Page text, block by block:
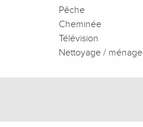
Pêche
Cheminée
Télévision
Nettoyage / ménage